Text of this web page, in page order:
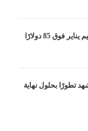
فوق 85 دولارًا
تطورًا بحلول نهاية